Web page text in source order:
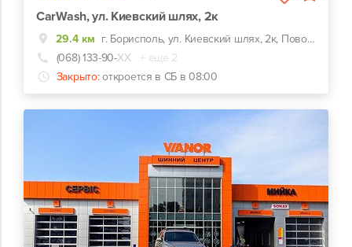
CarWash, ул. Киевский шлях, 2к
29.4 км
г. Борисполь, ул. Киевский шлях, 2к, Поворот к трц Аэромолл, за кафе "Борщ" направо
(068) 133-90-ХХ
+ еще 2
Закрыто: откроется в СБ в 08:00